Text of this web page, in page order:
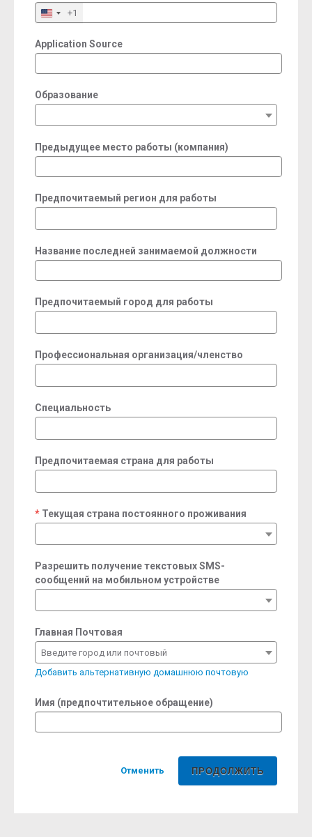
+1
Application Source
Образование
Предыдущее место работы (компания)
Предпочитаемый регион для работы
Название последней занимаемой должности
Предпочитаемый город для работы
Профессиональная организация/членство
Специальность
Предпочитаемая страна для работы
Текущая страна постоянного проживания
required
Разрешить получение текстовых SMS-
сообщений на мобильном устройстве
Главная Почтовая
Введите город или почтовый
Добавить альтернативную домашнюю почтовую
Имя (предпочтительное обращение)
Отменить